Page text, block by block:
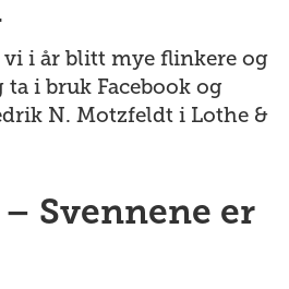
vi i år blitt mye flinkere og
i bruk Facebook og
N. Motzfeldt i Lothe &
Svennene er